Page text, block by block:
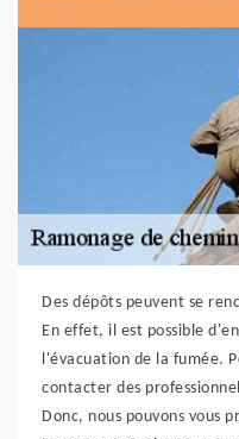
Des dépôts peuvent se
En effet, il est possible
l'évacuation de la fumée.
contacter des
Donc, nous pouvons vous